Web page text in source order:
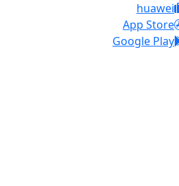
huawei
App Store
Google Play